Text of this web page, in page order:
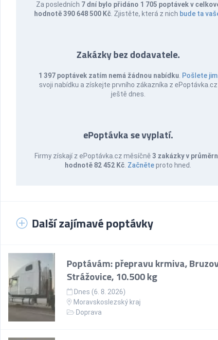
Za posledních 7 dní bylo přidáno 1 705 poptávek v
hodnotě 390 648 500 Kč . Zjistěte, která z nich bude ta
Zakázky bez dodavatele.
1 397 poptávek zatím nemá žádnou nabídku Pošlete jim
svoji nabídku a získejte prvního zákazníka z ePoptávka.cz
ještě dnes.
ePoptávka se vyplatí.
Firmy získají z ePoptávka.cz měsíčně 3 zakázky v
hodnotě 82 452 Kč Začněteproto hned.
Další zajímavé poptávky
Poptávám: přepravu krmiva,
Strážovice, 10.500 kg
Dnes (6. 8. 2026)
Moravskoslezský kraj
Doprava